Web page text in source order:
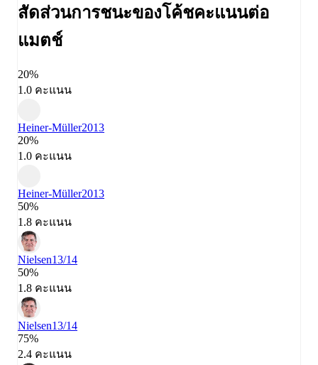
สัดส่วนการชนะของโค้ชคะแนนต่อ
แมตช์
20%
1.0 คะแนน
Heiner-Müller2013
20%
1.0 คะแนน
Heiner-Müller2013
50%
1.8 คะแนน
Nielsen13/14
50%
1.8 คะแนน
Nielsen13/14
75%
2.4 คะแนน